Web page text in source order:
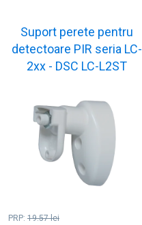
Suport perete pentru
detectoare PIR seria LC-
2xx - DSC LC-L2ST
PRP: 19.57lei